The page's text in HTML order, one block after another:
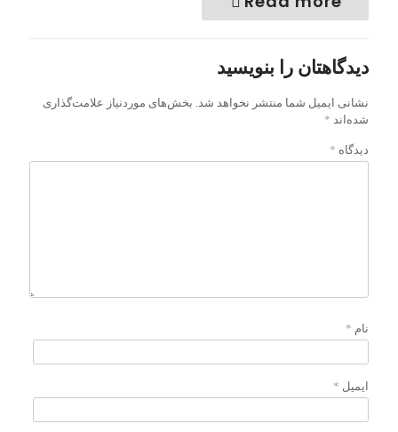
دیدگاهتان را بنویسید
نشانی ایمیل شما منتشر نخواهد شد. بخش‌های موردنیاز علامت‌گذاری
شده‌اند *
دیدگاه *
نام *
ایمیل *